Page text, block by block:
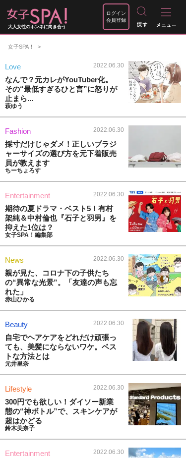
大人女性のホンネに向き合う
ログイン
会員登録
女子SPA！
Love 2022.06.30
なんで？元カレがYouTuber化。
その“最低すぎるひと言”に怒りが
止まら...
萩ゆう
Fashion 2022.06.30
採寸だけじゃダメ！正しいブラジ
ャーサイズの選び方を元下着販売
員が教えます
ちーちょろす
Entertainment 2022.06.30
期待の夏ドラマ・ベスト5！有村
架純＆中村倫也『石子と羽男』を
抑えた1位は？
女子SPA！編集部
News 2022.06.30
親が見た、コロナ下の子供たち
の“異常な光景”。「友達の声も忘
れた」
赤山ひかる
Beauty 2022.06.30
自宅でヘアケアをどれだけ頑張っ
ても、美髪にならないワケ。ベス
トな方法とは
元井里奈
Lifestyle 2022.06.30
300円でも欲しい！ダイソー新業
態の“神ボトル”で、スキンケアが
超はかどる
鈴木美奈子
Entertainment 2022.06.30